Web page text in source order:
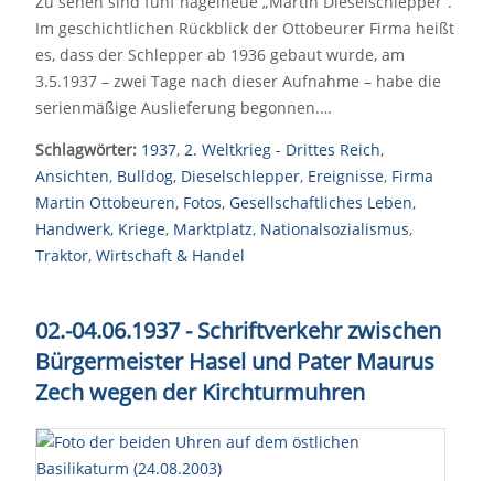
Im geschichtlichen Rückblick der Ottobeurer Firma heißt
es, dass der Schlepper ab 1936 gebaut wurde, am
3.5.1937 – zwei Tage nach dieser Aufnahme – habe die
serienmäßige Auslieferung begonnen.…
Schlagwörter: 1937, 2. Weltkrieg - Drittes Reich,
Ansichten, Bulldog, Dieselschlepper, Ereignisse, Firma
Martin Ottobeuren, Fotos, Gesellschaftliches Leben,
Handwerk, Kriege, Marktplatz, Nationalsozialismus,
Traktor, Wirtschaft & Handel
02.-04.06.1937 - Schriftverkehr zwischen
Bürgermeister Hasel und Pater Maurus
Zech wegen der Kirchturmuhren